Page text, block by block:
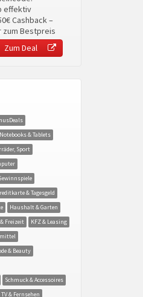
effektiv
Cashback –
zum Bestpreis
Zum Deal
& Tablets
Sport
& Tagesgeld
Haushalt & Garten
Freizeit
KFZ & Leasing
& Beauty
Schmuck & Accessoires
TV & Fernsehen